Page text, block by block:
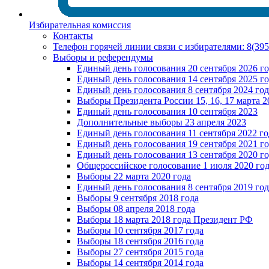
Избирательная комиссия
Контакты
Телефон горячей линии связи с избирателями:
Выборы и референдумы
Единый день голосования 20 сентября 2026
Единый день голосования 14 сентября 2025
Единый день голосования 8 сентября 2024
Выборы Президента России 15, 16, 17 марта
Единый день голосования 10 сентября 2023
Дополнительные выборы 23 апреля 2023
Единый день голосования 11 сентября 2022
Единый день голосования 19 сентября 2021
Единый день голосования 13 сентября 2020
Общероссийское голосование 1 июля 2020
Выборы 22 марта 2020 года
Единый день голосования 8 сентября 2019
Выборы 9 сентября 2018 года
Выборы 08 апреля 2018 года
Выборы 18 марта 2018 года Президент РФ
Выборы 10 сентября 2017 года
Выборы 18 сентября 2016 года
Выборы 27 сентября 2015 года
Выборы 14 сентября 2014 года